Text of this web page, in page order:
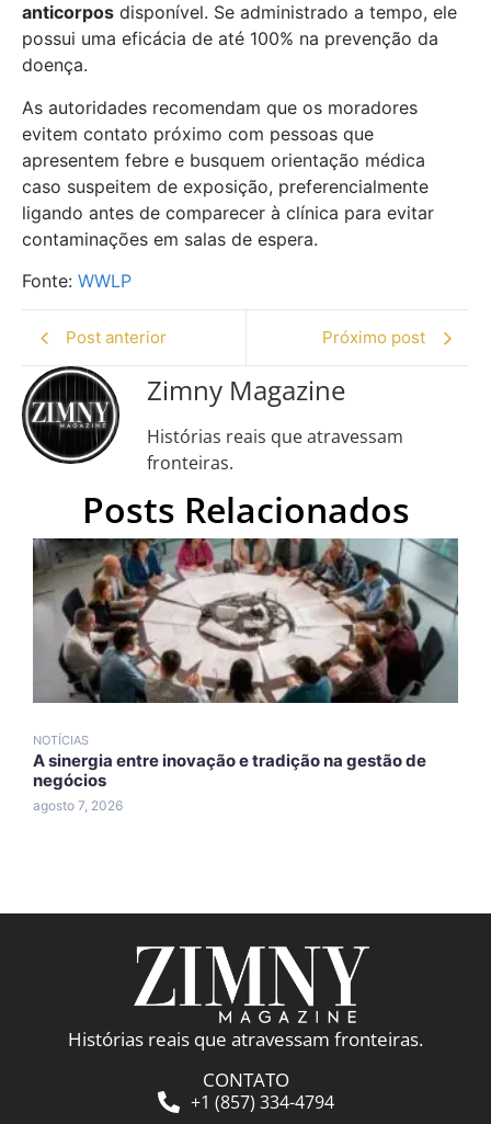
anticorpos disponível. Se administrado a tempo, ele
possui uma eficácia de até 100% na prevenção da
doença.
As autoridades recomendam que os moradores
evitem contato próximo com pessoas que
apresentem febre e busquem orientação médica
caso suspeitem de exposição, preferencialmente
ligando antes de comparecer à clínica para evitar
contaminações em salas de espera.
Fonte: WWLP
Post anterior Próximo post
Zimny Magazine
Histórias reais que atravessam
fronteiras.
Posts Relacionados
NOTÍCIAS
A sinergia entre inovação e tradição na gestão de
negócios
agosto 7, 2026
Histórias reais que atravessam fronteiras.
CONTATO
+1 (857) 334-4794